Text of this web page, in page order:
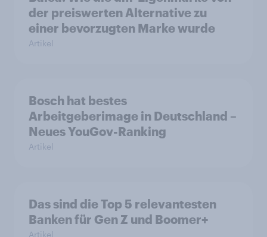
der preiswerten Alternative zu
einer bevorzugten Marke wurde
Artikel
Bosch hat bestes
Arbeitgeberimage in Deutschland –
Neues YouGov-Ranking
Artikel
Das sind die Top 5 relevantesten
Banken für Gen Z und Boomer+
Artikel